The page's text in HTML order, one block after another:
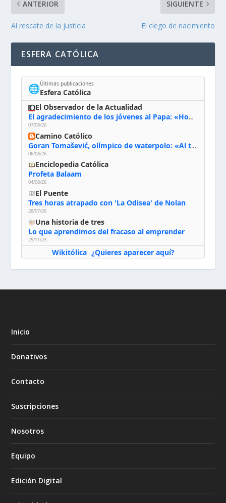
ANTERIOR
Al rescate de la justicia
SIGUIENTE
El ciego de nacimiento
ESFERA CATÓLICA
🌐Últimas publicaciones
Esfera Católica
El Observador de la Actualidad
El agradecimiento de los jóvenes al Papa: «Hoy nos sentimos Iglesia»
07/08/26
Camino Católico
Goran Tomašević, olímpico de waterpolo: «Al terminar el Camino de Santiago entregué mi vida a Cristo; hablé con Dios y le dije: ‘Estoy listo; estoy a tu servicio. Puedo llevar lo que sea necesario para ti’»
06/08/26
Enciclopedia Católica
Profeta Balaam
04/08/26
El Puente
Tres horas atrapado con 'La Odisea' de Nolan
28/07/26
Una historia de tres
Lo que aprendimos del fracaso al emprender
25/11/23
Wikitólica· ¿Quieres aparecer aquí?
Inicio
Donativos
Contacto
Suscripciones
Nosotros
Equipo
Edición Digital